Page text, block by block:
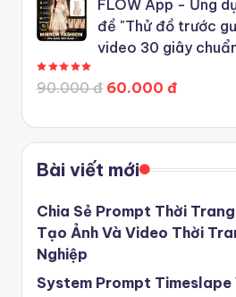
FLOW App - Ứng
đề "Thử đồ trước
video 30 giây
90.000 đ 60.000 đ
Bài viết mới
Chia Sẻ Prompt Thời
Tạo Ảnh Và Video Thời
Nghiệp
System Prompt Timeslape